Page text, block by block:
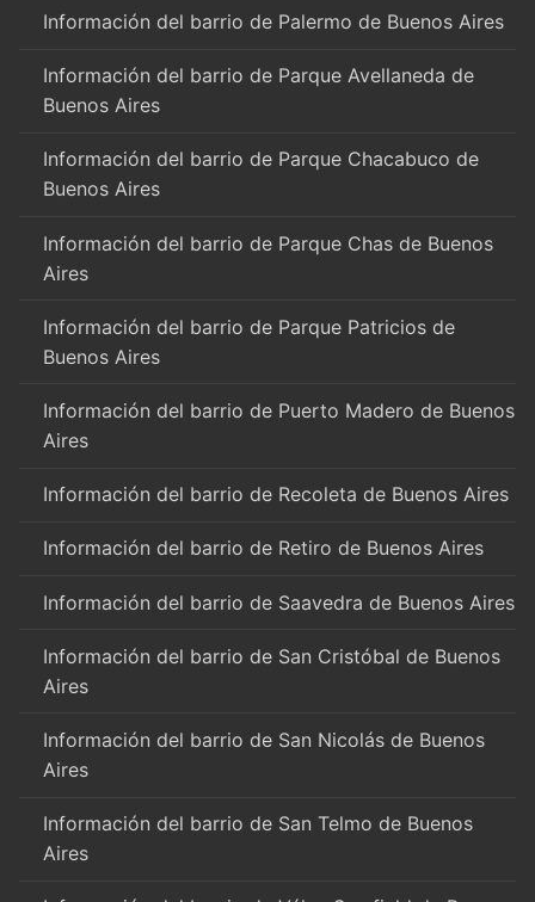
Información del barrio de Palermo de Buenos Aires
Información del barrio de Parque Avellaneda de
Buenos Aires
Información del barrio de Parque Chacabuco de
Buenos Aires
Información del barrio de Parque Chas de Buenos
Aires
Información del barrio de Parque Patricios de
Buenos Aires
Información del barrio de Puerto Madero de Buenos
Aires
Información del barrio de Recoleta de Buenos Aires
Información del barrio de Retiro de Buenos Aires
Información del barrio de Saavedra de Buenos Aires
Información del barrio de San Cristóbal de Buenos
Aires
Información del barrio de San Nicolás de Buenos
Aires
Información del barrio de San Telmo de Buenos
Aires